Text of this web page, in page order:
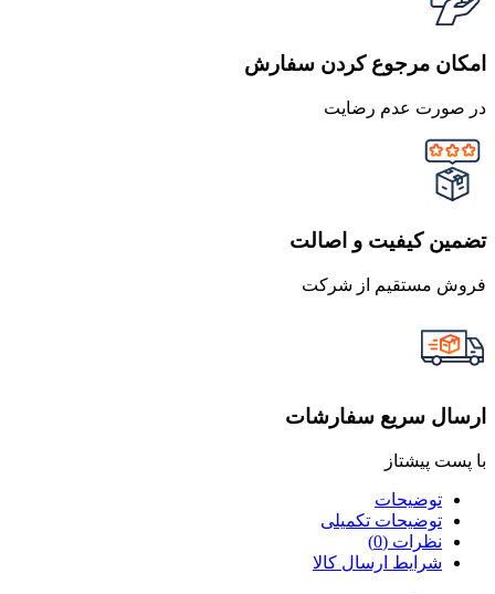
امکان مرجوع کردن سفارش
در صورت عدم رضایت
تضمین کیفیت و اصالت
فروش مستقیم از شرکت
ارسال سریع سفارشات
با پست پیشتاز
توضیحات
توضیحات تکمیلی
نظرات (0)
شرایط ارسال کالا